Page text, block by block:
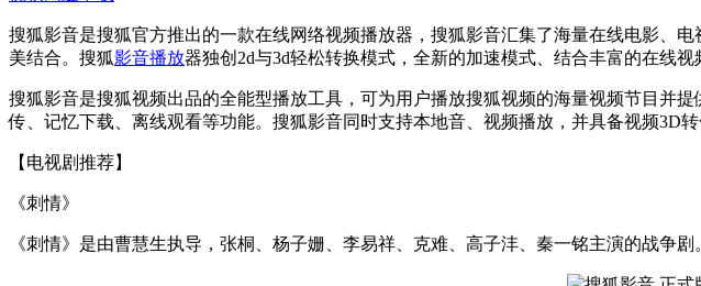
搜狐影音是搜狐官方推出的一款在线网络视频播放器，搜狐影音汇集了海量在线电影、
美结合。搜狐影音播放器独创2d与3d轻松转换模式，全新的加速模式、结合丰富的在线
搜狐影音是搜狐视频出品的全能型播放工具，可为用户播放搜狐视频的海量视频节目并
传、记忆下载、离线观看等功能。搜狐影音同时支持本地音、视频播放，并具备视频3D转
【电视剧推荐】
《刺情》
《刺情》是由曹慧生执导，张桐、杨子姗、李易祥、克难、高子沣、秦一铭主演的战争剧